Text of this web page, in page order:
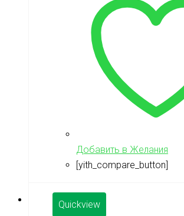
Добавить в Желания
[yith_compare_button]
Quickview